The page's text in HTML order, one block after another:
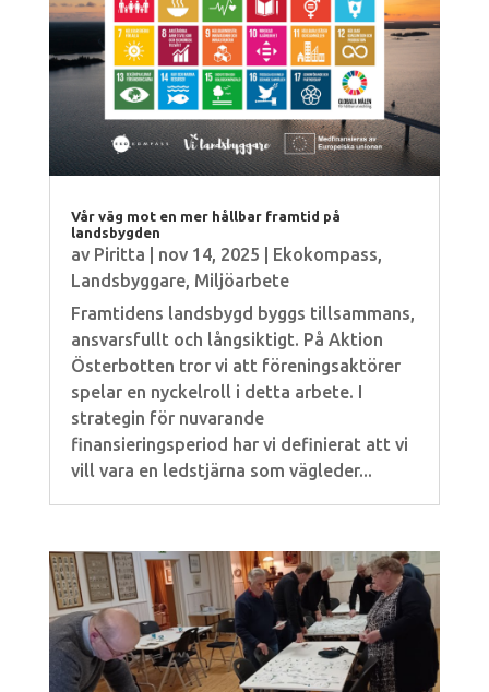
Vår väg mot en mer hållbar framtid på
landsbygden
av Piritta nov 14, 2025 Ekokompass,
Landsbyggare, Miljöarbete
Framtidens landsbygd byggs tillsammans,
ansvarsfullt och långsiktigt. På Aktion
Österbotten tror vi att föreningsaktörer
spelar en nyckelroll i detta arbete. I
strategin för nuvarande
finansieringsperiod har vi definierat att vi
vill vara en ledstjärna som vägleder...